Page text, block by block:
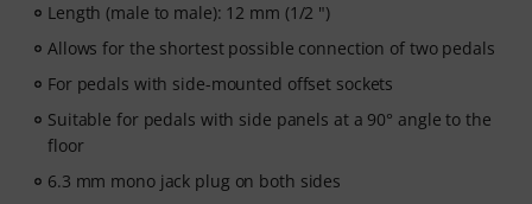
Length (male to male): 12 mm (1/2 ")
Allows for the shortest possible connection of two pedals
For pedals with side-mounted offset sockets
Suitable for pedals with side panels at a 90° angle to the
floor
6.3 mm mono jack plug on both sides